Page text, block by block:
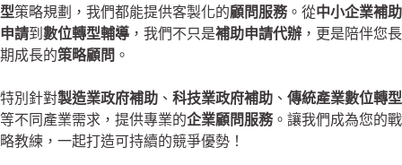
型策略規劃，我們都能提供客製化的顧問服務。從中小企業補助
申請到 數位轉型輔導 ，我們不只是補助申請代辦 ，更是陪伴您長
期成長的策略顧問 。
特別針對製造業政府補助 、 科技業政府補助 、 傳統產業數位轉型
等不同產業需求，提供專業的企業顧問服務。讓我們成為您的戰
略教練，一起打造可持續的競爭優勢！